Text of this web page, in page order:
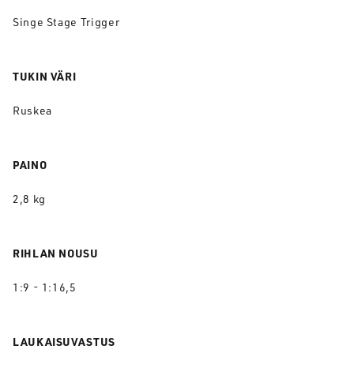
Singe Stage Trigger
TUKIN VÄRI
Ruskea
PAINO
2,8 kg
RIHLAN NOUSU
1:9 - 1:16,5
LAUKAISUVASTUS